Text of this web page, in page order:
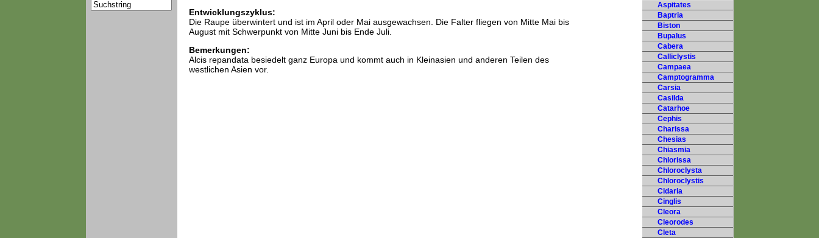
Entwicklungszyklus:
Die Raupe überwintert und ist im April oder Mai ausgewachsen. Die Falter fliegen von Mitte Mai bis
August mit Schwerpunkt von Mitte Juni bis Ende Juli.
Bemerkungen:
Alcis repandata besiedelt ganz Europa und kommt auch in Kleinasien und anderen Teilen des
westlichen Asien vor.
Aspitates
Baptria
Biston
Bupalus
Cabera
Calliclystis
Campaea
Camptogramma
Carsia
Casilda
Catarhoe
Cephis
Charissa
Chesias
Chiasmia
Chlorissa
Chloroclysta
Chloroclystis
Cidaria
Cinglis
Cleora
Cleorodes
Cleta